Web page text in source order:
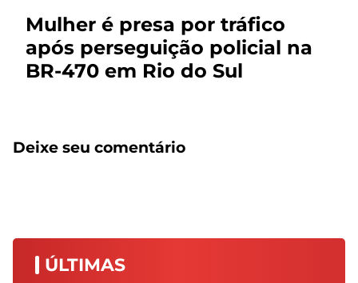
Mulher é presa por tráfico
após perseguição policial na
BR-470 em Rio do Sul
Deixe seu comentário
ÚLTIMAS